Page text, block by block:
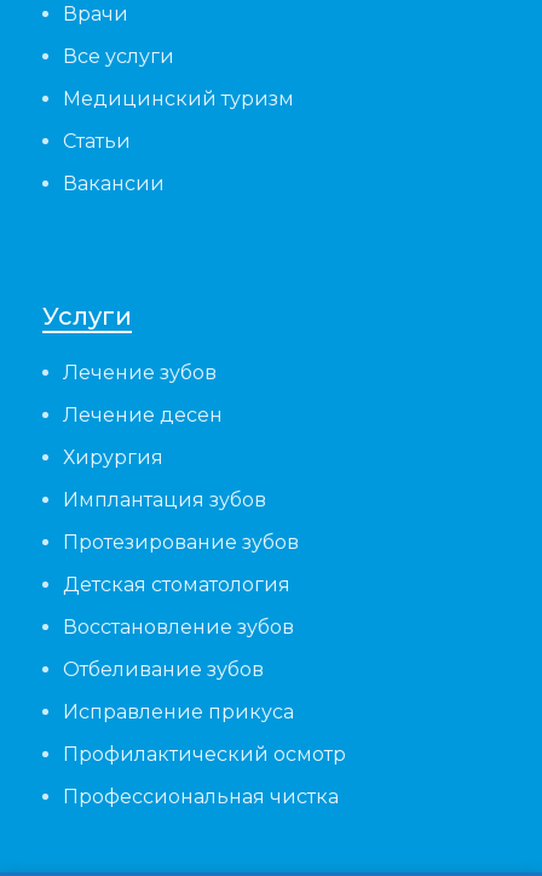
Врачи
Все услуги
Медицинский туризм
Статьи
Вакансии
Услуги
Лечение зубов
Лечение десен
Хирургия
Имплантация зубов
Протезирование зубов
Детская стоматология
Восстановление зубов
Отбеливание зубов
Исправление прикуса
Профилактический осмотр
Профессиональная чистка